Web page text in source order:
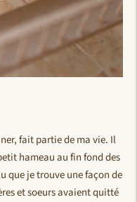
fait partie de ma vie. Il
hameau au fin fond des
que je trouve une façon de
et soeurs avaient quitté